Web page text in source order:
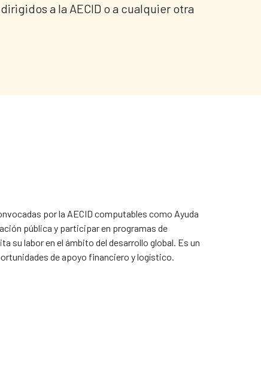
a la AECID o a cualquier otra
por la AECID computables como Ayuda
pública y participar en programas de
su labor en el ámbito del desarrollo global. Es un
de apoyo financiero y logístico.